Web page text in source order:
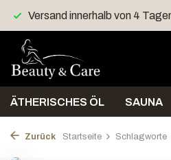
Versand innerhalb von 4
ÄTHERISCHES ÖL SAUNA
Zurück Startseite Schlagworte